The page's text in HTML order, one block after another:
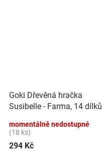
Goki Dřevěná hračka
Susibelle - Farma, 14 dílků
momentálně nedostupné
(18 ks)
294 Kč